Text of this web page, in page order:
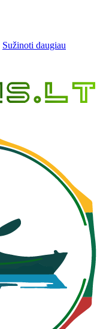
Sužinoti daugiau